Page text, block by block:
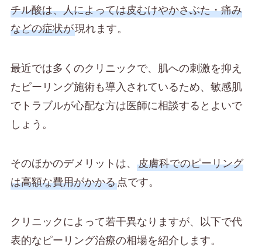
チル酸は、人によっては皮むけやかさぶた・痛み
などの症状が現れます。
最近では多くのクリニックで、肌への刺激を抑え
たピーリング施術も導入されているため、敏感肌
でトラブルが心配な方は医師に相談するとよいで
しょう。
そのほかのデメリットは、 皮膚科でのピーリング
は高額な費用がかかる点です。
クリニックによって若干異なりますが、以下で代
表的なピーリング治療の相場を紹介します。